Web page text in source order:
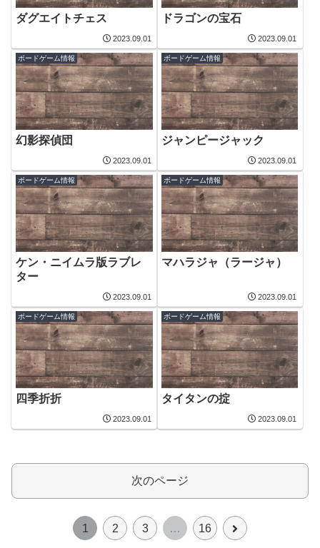
ダグエイトチェス
2023.09.01
ドラゴンの宝石
2023.09.01
ボードゲーム情報
幻影探偵団
2023.09.01
ボードゲーム情報
ジャンピージャック
2023.09.01
ボードゲーム情報
ケン・ニイムラ版ラブレ
ター
2023.09.01
ボードゲーム情報
マハラジャ（ラージャ）
2023.09.01
ボードゲーム情報
四季折折
2023.09.01
ボードゲーム情報
タイタンの掟
2023.09.01
次のページ
1 2 3 … 16
次